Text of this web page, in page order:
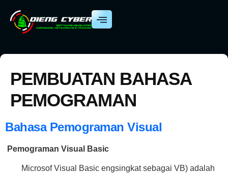
PEMBUATAN BAHASA
PEMOGRAMAN
Bahasa Pemograman Visual
Pemograman Visual Basic
Microsof Visual Basic engsingkat sebagai VB) adalah